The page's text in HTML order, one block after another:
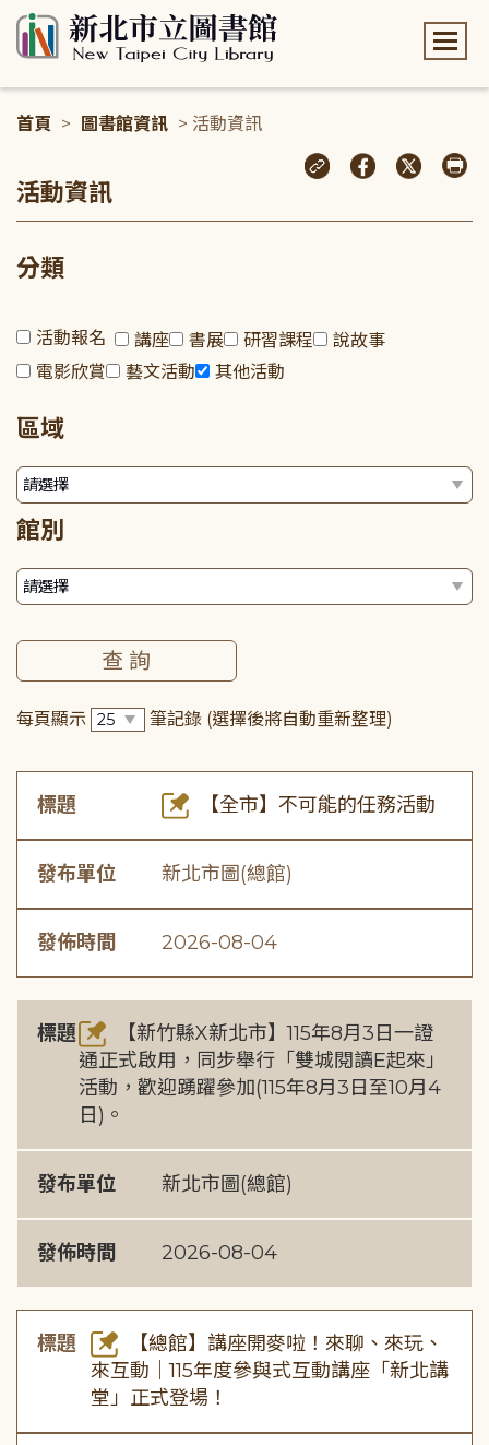
首頁 > 圖書館資訊 > 活動資訊
活動資訊
分類
活動報名 講座 書展 研習課程
說故事
電影欣賞
藝文活動 其他活動
區域
館別
每頁顯示 筆記錄 (選擇後將自動重新整理)
標題 【全市】不可能的任務活動
發布單位 新北市圖(總館)
發佈時間 2026-08-04
標題
【新竹縣X新北市】115年8月3日一證
通正式啟用，同步舉行「雙城閱讀E起來」
活動，歡迎踴躍參加(115年8月3日至10月4
日)。
發布單位 新北市圖(總館)
發佈時間 2026-08-04
標題
【總館】講座開麥啦！來聊、來玩、
來互動｜115年度參與式互動講座「新北講
堂」正式登場！